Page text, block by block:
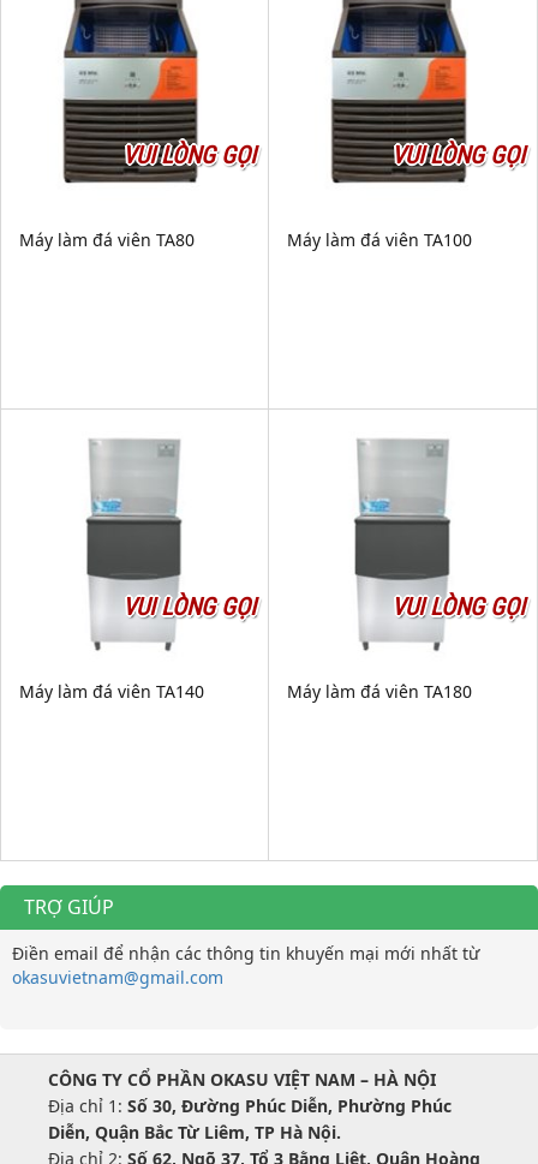
VUI LÒNG GỌI
Máy làm đá viên TA80
VUI LÒNG GỌI
Máy làm đá viên TA100
VUI LÒNG GỌI
Máy làm đá viên TA140
VUI LÒNG GỌI
Máy làm đá viên TA180
TRỢ GIÚP
Điền email để nhận các thông tin khuyến mại mới nhất từ
okasuvietnam@gmail.com
CÔNG TY CỔ PHẦN OKASU VIỆT NAM – HÀ NỘI
Địa chỉ 1: Số 30, Đường Phúc Diễn, Phường Phúc
Diễn, Quận Bắc Từ Liêm, TP Hà Nội.
Địa chỉ 2: Số 62, Ngõ 37, Tổ 3 Bằng Liệt, Quận Hoàng